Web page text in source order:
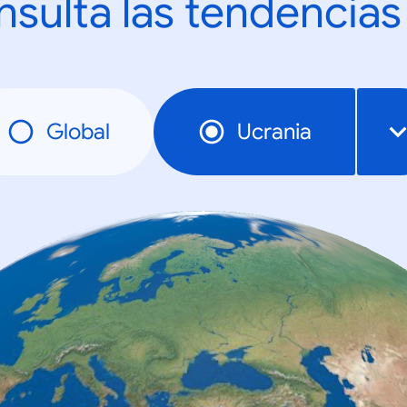
las
Global Ucrania